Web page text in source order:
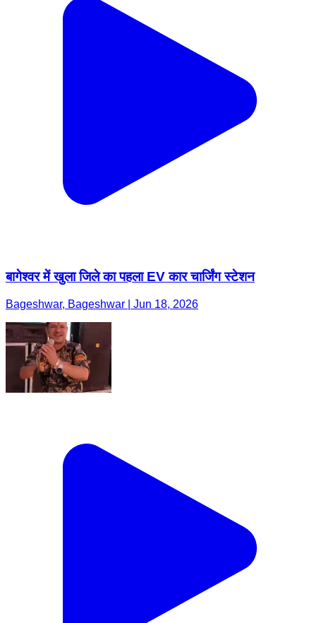
बागेश्वर में खुला जिले का पहला EV कार चार्जिंग स्टेशन
Bageshwar, Bageshwar | Jun 18, 2026